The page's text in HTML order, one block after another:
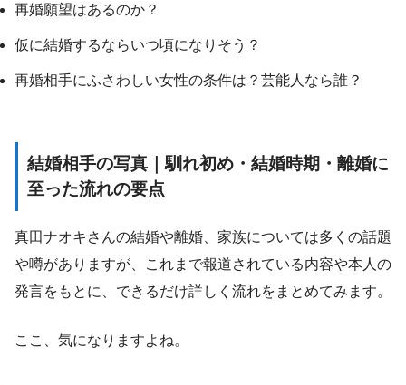
再婚願望はあるのか？
仮に結婚するならいつ頃になりそう？
再婚相手にふさわしい女性の条件は？芸能人なら誰？
結婚相手の写真｜馴れ初め・結婚時期・離婚に
至った流れの要点
真田ナオキさんの結婚や離婚、家族については多くの話題
や噂がありますが、これまで報道されている内容や本人の
発言をもとに、できるだけ詳しく流れをまとめてみます。
ここ、気になりますよね。